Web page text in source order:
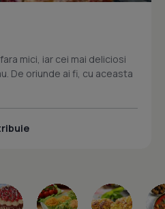
mici, iar cei mai deliciosi
De oriunde ai fi, cu aceasta